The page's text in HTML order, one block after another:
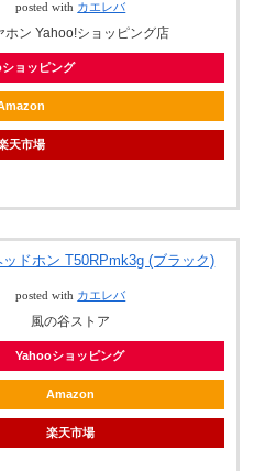
posted with カエレバ
ホン Yahoo!ショッピング店
ョッピング
天市場
ドホン T50RPmk3g (ブラック)
posted with カエレバ
風の谷ストア
Yahooショッピング
Amazon
楽天市場